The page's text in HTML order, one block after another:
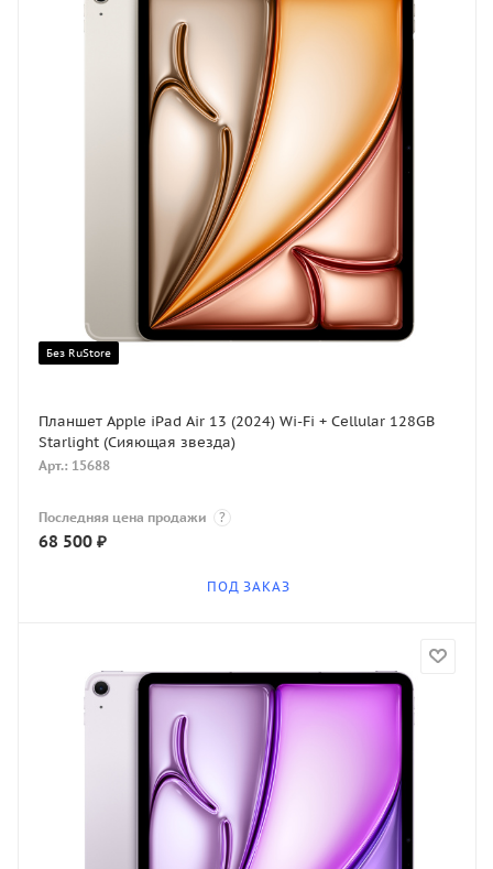
Без RuStore
Планшет Apple iPad Air 13 (2024) Wi-Fi + Cellular 128GB
Starlight (Сияющая звезда)
Арт.: 15688
Последняя цена продажи ?
68 500 ₽
ПОД ЗАКАЗ